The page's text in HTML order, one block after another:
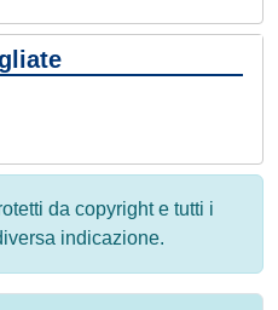
da copyright e tutti i
indicazione.